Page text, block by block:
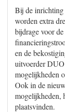
Bij de inrichting
worden extra
bijdrage voor
en de
uitvoerder
mogelijkheden
Ook in de
mogelijkheden,
plaatsvinden.